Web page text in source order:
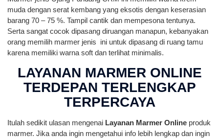
muda dengan serat kembang yang eksotis dengan keserasian
barang 70 – 75 %. Tampil cantik dan mempesona tentunya.
Serta sangat cocok dipasang diruangan manapun, kebanyakan
orang memilih marmer jenis ini untuk dipasang di ruang tamu
karena memiliki warna soft dan terlihat minimalis.
LAYANAN MARMER ONLINE
TERDEPAN TERLENGKAP
TERPERCAYA
Itulah sedikit ulasan mengenai Layanan Marmer Online produk
marmer. Jika anda ingin mengetahui info lebih lengkap dan ingin